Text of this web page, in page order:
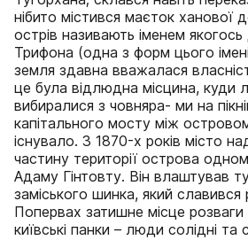
нібито містився маєток ханової
острів називають іменем
Трифона (одна з форм цього
земля здавна вважалася
це була відлюдна місцина, куди
вибиралися з човняра- ми на
капітального мосту між
існувало. З 1870-х років місто
частину території острова
Адаму Гінтовту. Він влаштував
заміського шинка, який славився
Попервах затишне місце
київські панки – люди солідні та